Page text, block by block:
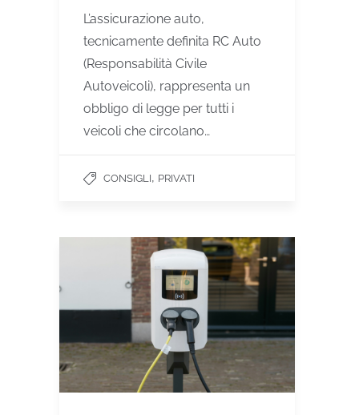
L’assicurazione auto,
tecnicamente definita RC Auto
(Responsabilità Civile
Autoveicoli), rappresenta un
obbligo di legge per tutti i
veicoli che circolano…
CONSIGLI, PRIVATI